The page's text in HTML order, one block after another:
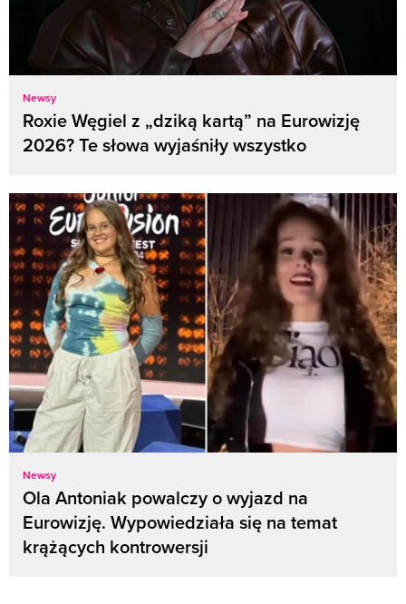
Newsy
Roxie Węgiel z „dziką kartą” na Eurowizję
2026? Te słowa wyjaśniły wszystko
Newsy
Ola Antoniak powalczy o wyjazd na
Eurowizję. Wypowiedziała się na temat
krążących kontrowersji